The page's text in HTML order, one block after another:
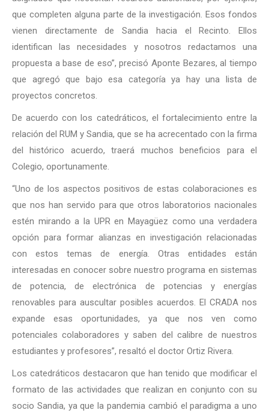
que completen alguna parte de la investigación. Esos fondos
vienen directamente de Sandia hacia el Recinto. Ellos
identifican las necesidades y nosotros redactamos una
propuesta a base de eso”, precisó Aponte Bezares, al tiempo
que agregó que bajo esa categoría ya hay una lista de
proyectos concretos.
De acuerdo con los catedráticos, el fortalecimiento entre la
relación del RUM y Sandia, que se ha acrecentado con la firma
del histórico acuerdo, traerá muchos beneficios para el
Colegio, oportunamente.
“Uno de los aspectos positivos de estas colaboraciones es
que nos han servido para que otros laboratorios nacionales
estén mirando a la UPR en Mayagüez como una verdadera
opción para formar alianzas en investigación relacionadas
con estos temas de energía. Otras entidades están
interesadas en conocer sobre nuestro programa en sistemas
de potencia, de electrónica de potencias y energías
renovables para auscultar posibles acuerdos. El CRADA nos
expande esas oportunidades, ya que nos ven como
potenciales colaboradores y saben del calibre de nuestros
estudiantes y profesores”, resaltó el doctor Ortiz Rivera.
Los catedráticos destacaron que han tenido que modificar el
formato de las actividades que realizan en conjunto con su
socio Sandia, ya que la pandemia cambió el paradigma a uno